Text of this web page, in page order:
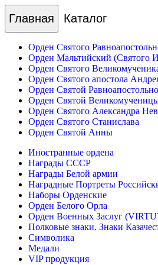
Главная Каталог
Орден Святого
Орден Мальтийский (Святого
Орден Святого
Орден Святого апостола
Орден Святой
Орден Святой
Орден Святого Александра
Орден Святого Станислава
Орден Святой Анны
Иностранные ордена
Награды СССР
Награды Белой армии
Наградные Портреты
Наборы Орденские
Орден Белого Орла
Орден Военных Заслуг
Полковые знаки. Знаки
Символика
Медали
VIP продукция